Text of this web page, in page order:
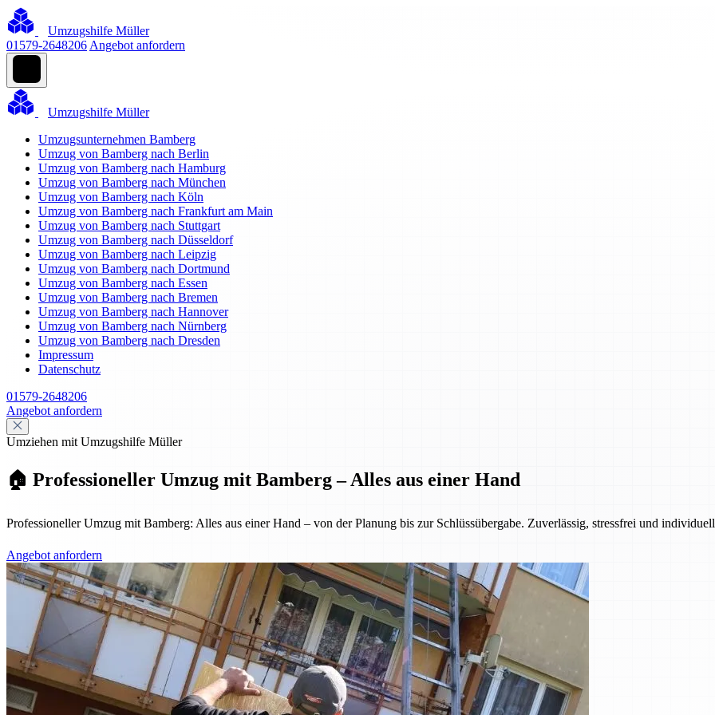
Umzugshilfe Müller
01579-2648206 Angebot anfordern
Umzugshilfe Müller
Umzugsunternehmen Bamberg
Umzug von Bamberg nach Berlin
Umzug von Bamberg nach Hamburg
Umzug von Bamberg nach München
Umzug von Bamberg nach Köln
Umzug von Bamberg nach Frankfurt am Main
Umzug von Bamberg nach Stuttgart
Umzug von Bamberg nach Düsseldorf
Umzug von Bamberg nach Leipzig
Umzug von Bamberg nach Dortmund
Umzug von Bamberg nach Essen
Umzug von Bamberg nach Bremen
Umzug von Bamberg nach Hannover
Umzug von Bamberg nach Nürnberg
Umzug von Bamberg nach Dresden
Impressum
Datenschutz
01579-2648206
Angebot anfordern
Umziehen mit Umzugshilfe Müller
🏠 Professioneller Umzug mit Bamberg – Alles aus einer Hand
Professioneller Umzug mit Bamberg: Alles aus einer Hand – von der Planung bis zur Schlüssübergabe. Zuverlässig, stressfrei und
Angebot anfordern